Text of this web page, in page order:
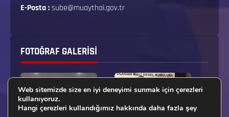
E-Posta :sube@muaythai.gov.tr
FOTOĞRAF GALERISI
Web sitemizde size en iyi deneyimi sunmak için çerezleri
kullanıyoruz.
Hangi çerezleri kullandığımız hakkında daha fazla şey